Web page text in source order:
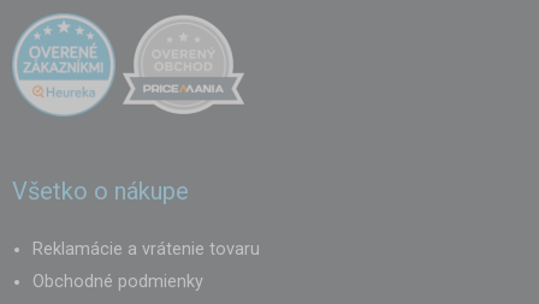
Všetko o nákupe
Reklamácie a vrátenie tovaru
Obchodné podmienky